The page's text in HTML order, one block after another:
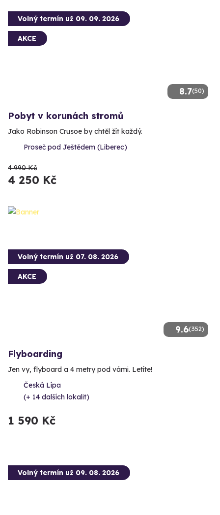
8.7(50)
Volný termín už 09. 09. 2026
AKCE
Pobyt v korunách stromů
Jako Robinson Crusoe by chtěl žít každý.
Proseč pod Ještědem (Liberec)
4 990 Kč
4 250 Kč
9.6(352)
Volný termín už 07. 08. 2026
AKCE
Flyboarding
Jen vy, flyboard a 4 metry pod vámi. Letíte!
Česká Lípa
(+ 14 dalších lokalit)
1 590 Kč
Volný termín už 09. 08. 2026